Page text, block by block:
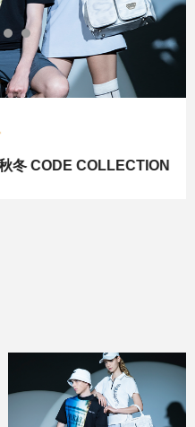
COLLECTION